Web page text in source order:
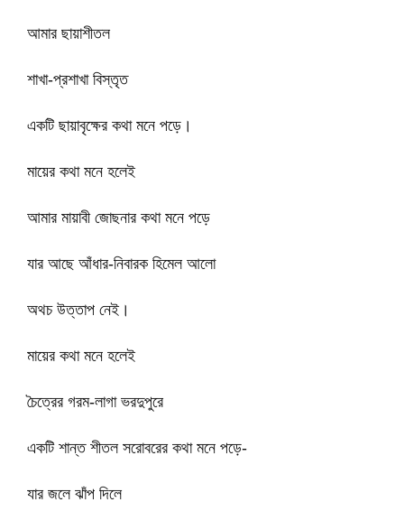
আমার ছায়াশীতল
শাখা-প্রশাখা বিস্তৃত
একটি ছায়াবৃক্ষের কথা মনে পড়ে।
মায়ের কথা মনে হলেই
আমার মায়াবী জোছনার কথা মনে পড়ে
যার আছে আঁধার-নিবারক হিমেল আলো
অথচ উত্তাপ নেই।
মায়ের কথা মনে হলেই
চৈত্রের গরম-লাগা ভরদুপুরে
একটি শান্ত শীতল সরোবরের কথা মনে পড়ে-
যার জলে ঝাঁপ দিলে